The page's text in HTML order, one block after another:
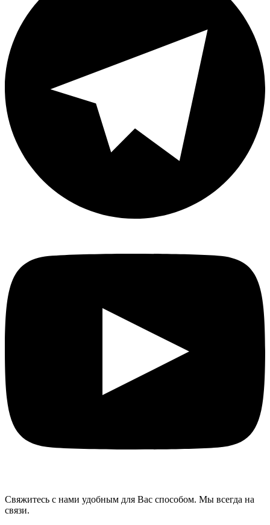
Свяжитесь с нами удобным для Вас способом. Мы всегда на
связи.